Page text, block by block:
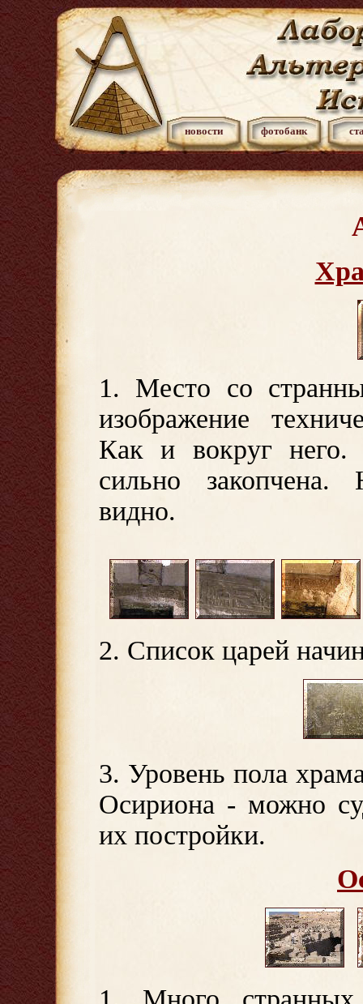
новости фотобанк
1. Место со
изображение
Как и вокруг него.
сильно закопчена.
видно.
2. Список царей
3. Уровень пола
Осириона - можно
их постройки.